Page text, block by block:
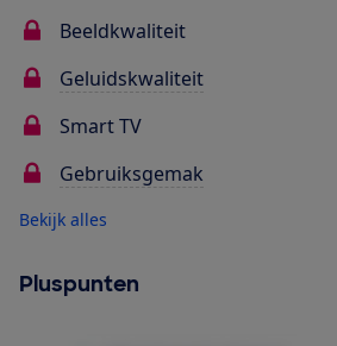
Beeldkwaliteit
Geluidskwaliteit
Smart TV
Gebruiksgemak
Bekijk alles
Pluspunten